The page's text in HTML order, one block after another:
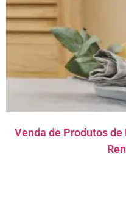
Venda de Produtos